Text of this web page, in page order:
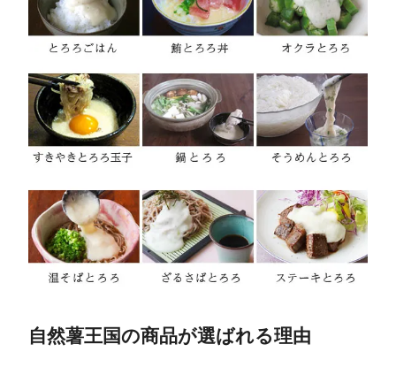
自然薯王国の商品が選ばれる理由